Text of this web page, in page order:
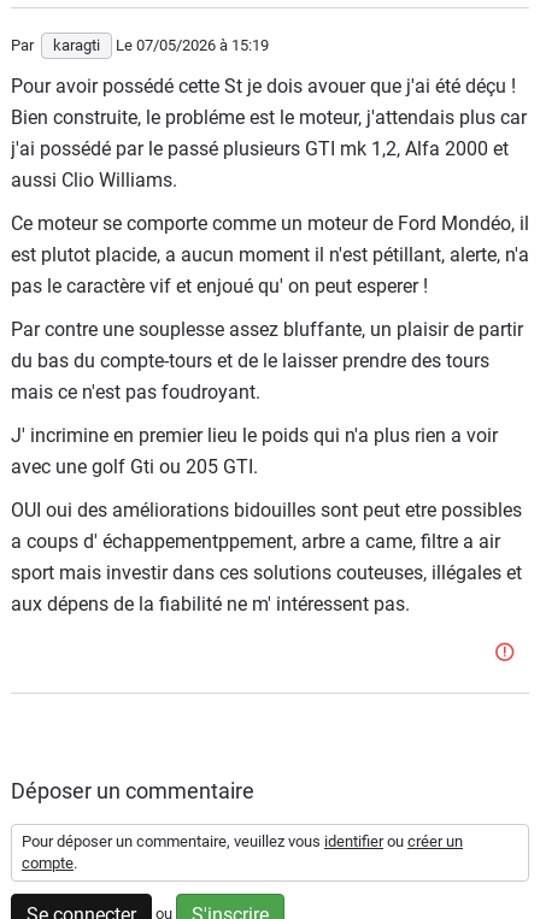
Par karagti Le 07/05/2026 à 15:19
Pour avoir possédé cette St je dois avouer que j'ai été déçu !
Bien construite, le probléme est le moteur, j'attendais plus car
j'ai possédé par le passé plusieurs GTI mk 1,2, Alfa 2000 et
aussi Clio Williams.
Ce moteur se comporte comme un moteur de Ford Mondéo, il
est plutot placide, a aucun moment il n'est pétillant, alerte, n'a
pas le caractère vif et enjoué qu' on peut esperer !
Par contre une souplesse assez bluffante, un plaisir de partir
du bas du compte-tours et de le laisser prendre des tours
mais ce n'est pas foudroyant.
J' incrimine en premier lieu le poids qui n'a plus rien a voir
avec une golf Gti ou 205 GTI.
OUI oui des améliorations bidouilles sont peut etre possibles
a coups d' échappementppement, arbre a came, filtre a air
sport mais investir dans ces solutions couteuses, illégales et
aux dépens de la fiabilité ne m' intéressent pas.
Déposer un commentaire
Pour déposer un commentaire, veuillez vous identifierou créer un
compte.
ou